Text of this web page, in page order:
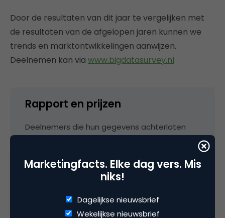
Door de resultaten van dit jaar te vergelijken met
de resultaten van de afgelopen jaren kunnen we
trends en marktontwikkelingen aanwijzen.
Deelnemen kan via www.bigdatasurvey.nl
Rapport en prijzen
Deelnemers die hun gegevens achterlaten
Apple Watch, Moleskine notebooks, VIP-
toegangskaarten voor Big Data Expo en
Bol.com cadeaukaarten.
Marketingfacts. Elke dag vers. Mis
niks!
Dagelijkse nieuwsbrief
Wekelijkse nieuwsbrief